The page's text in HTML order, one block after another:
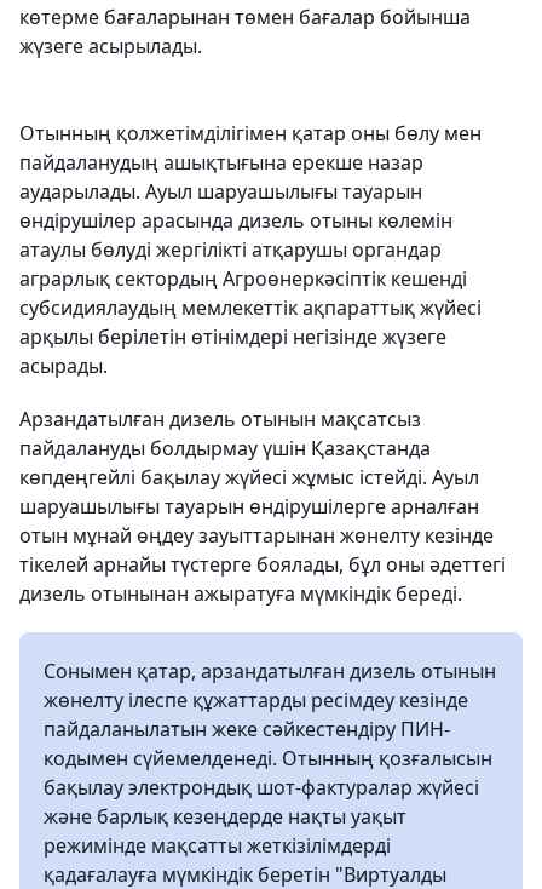
көтерме бағаларынан төмен бағалар бойынша
жүзеге асырылады.
Отынның қолжетімділігімен қатар оны бөлу мен
пайдаланудың ашықтығына ерекше назар
аударылады. Ауыл шаруашылығы тауарын
өндірушілер арасында дизель отыны көлемін
атаулы бөлуді жергілікті атқарушы органдар
аграрлық сектордың Агроөнеркәсіптік кешенді
субсидиялаудың мемлекеттік ақпараттық жүйесі
арқылы берілетін өтінімдері негізінде жүзеге
асырады.
Арзандатылған дизель отынын мақсатсыз
пайдалануды болдырмау үшін Қазақстанда
көпдеңгейлі бақылау жүйесі жұмыс істейді. Ауыл
шаруашылығы тауарын өндірушілерге арналған
отын мұнай өңдеу зауыттарынан жөнелту кезінде
тікелей арнайы түстерге боялады, бұл оны әдеттегі
дизель отынынан ажыратуға мүмкіндік береді.
Сонымен қатар, арзандатылған дизель отынын
жөнелту ілеспе құжаттарды ресімдеу кезінде
пайдаланылатын жеке сәйкестендіру ПИН-
кодымен сүйемелденеді. Отынның қозғалысын
бақылау электрондық шот-фактуралар жүйесі
және барлық кезеңдерде нақты уақыт
режимінде мақсатты жеткізілімдерді
қадағалауға мүмкіндік беретін "Виртуалды